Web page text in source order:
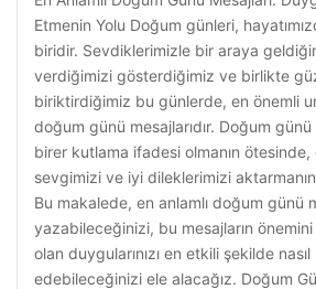
Etmenin Yolu Doğum günleri,
biridir. Sevdiklerimizle bir araya
verdiğimizi gösterdiğimiz ve birlikte
biriktirdiğimiz bu günlerde, en önemli
doğum günü mesajlarıdır. Doğum
birer kutlama ifadesi olmanın ötesinde,
sevgimizi ve iyi dileklerimizi
Bu makalede, en anlamlı doğum günü
yazabileceğinizi, bu mesajların
olan duygularınızı en etkili şekilde
edebileceğinizi ele alacağız. Doğum